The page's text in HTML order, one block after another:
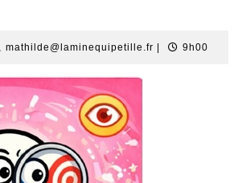
mathilde@laminequipetille.fr 9h00